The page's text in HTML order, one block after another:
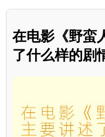
在电影《野蛮
了什么样的剧